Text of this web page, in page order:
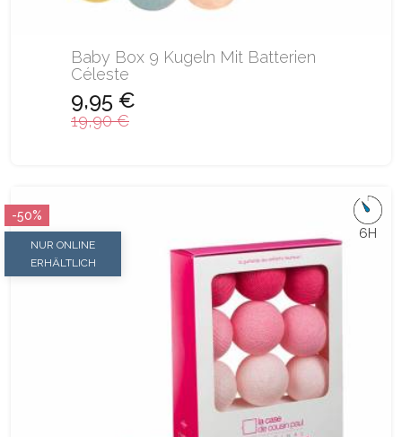
Baby Box 9 Kugeln Mit Batterien
Céleste
9,95 €
19,90 €
NUR ONLINE
ERHÄLTLICH
-50%
6H